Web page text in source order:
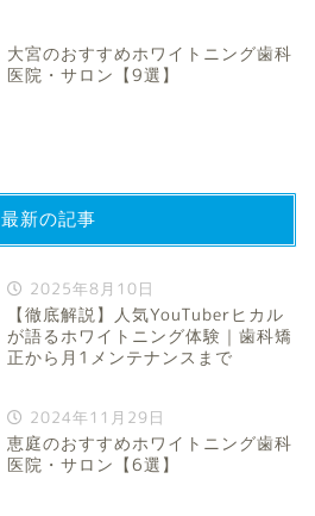
大宮のおすすめホワイトニング歯科
医院・サロン【9選】
最新の記事
2025年8月10日
【徹底解説】人気YouTuberヒカル
が語るホワイトニング体験｜歯科矯
正から月1メンテナンスまで
2024年11月29日
恵庭のおすすめホワイトニング歯科
医院・サロン【6選】